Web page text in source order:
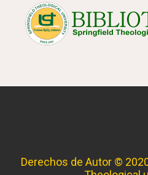
Derechos de Autor ©